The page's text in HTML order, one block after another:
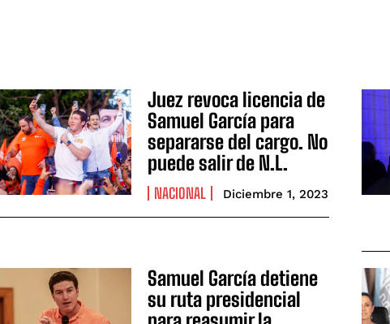
Juez revoca licencia de
Samuel García para
separarse del cargo. No
puede salir de N.L.
NACIONAL Diciembre 1, 2023
Samuel García detiene
su ruta presidencial